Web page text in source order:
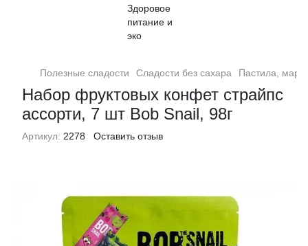
Полезные сладости Сладости без сахара Пастила,
Набор фруктовых конфет cтрайпс
ассорти, 7 шт Bob Snail, 98г
Артикул: 2278 Оставить отзыв